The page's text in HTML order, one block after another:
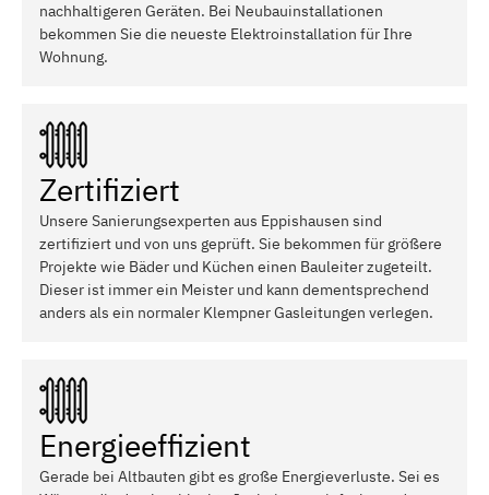
nachhaltigeren Geräten. Bei Neubauinstallationen
bekommen Sie die neueste Elektroinstallation für Ihre
Wohnung.
Zertifiziert
Unsere Sanierungsexperten aus Eppishausen sind
zertifiziert und von uns geprüft. Sie bekommen für größere
Projekte wie Bäder und Küchen einen Bauleiter zugeteilt.
Dieser ist immer ein Meister und kann dementsprechend
anders als ein normaler Klempner Gasleitungen verlegen.
Energieeffizient
Gerade bei Altbauten gibt es große Energieverluste. Sei es